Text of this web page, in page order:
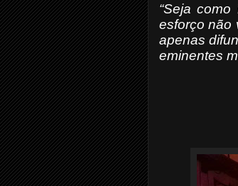
“Seja
esforço não
apenas
eminentes